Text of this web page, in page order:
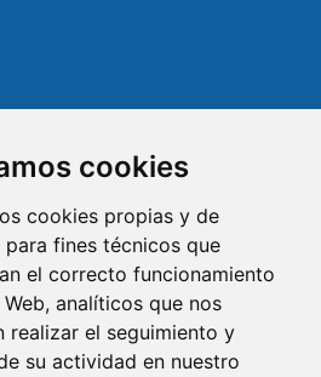
cookies
cookies propias y de
fines técnicos que
el correcto funcionamiento
analíticos que nos
realizar el seguimiento y
su actividad en nuestro